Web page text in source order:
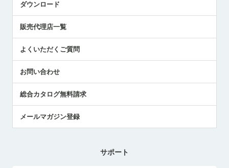
社員ブログ
中小企業のBCP地震対策
センサのテクニカルガイド
社長ブログ
ダウンロード
販売代理店一覧
よくいただくご質問
お問い合わせ
総合カタログ無料請求
メールマガジン登録
サポート